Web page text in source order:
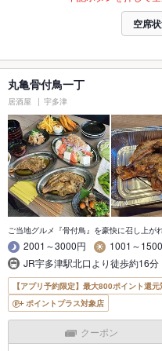
空席
丸亀骨付鳥一丁
居酒屋 宇多津
ご当地グルメ『骨付鳥』を豪快に召し上が
2001～3000円
1001～
JR宇多津駅北口より徒歩約16分
【アプリ予約限定】最大800ポイント還
ポイントプラス対象店
クーポン